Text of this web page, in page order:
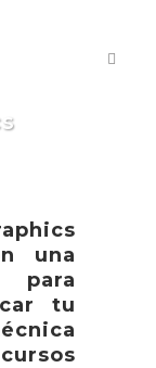
una
para
tu